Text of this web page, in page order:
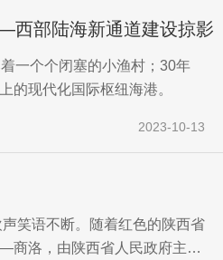
西部陆海新通道建设掠影
一个个闭塞的小渔村；30年
的现代化国际枢纽海港。
2023-10-13
笑语不断。随着红色的陕西省
商洛，由陕西省人民政府主